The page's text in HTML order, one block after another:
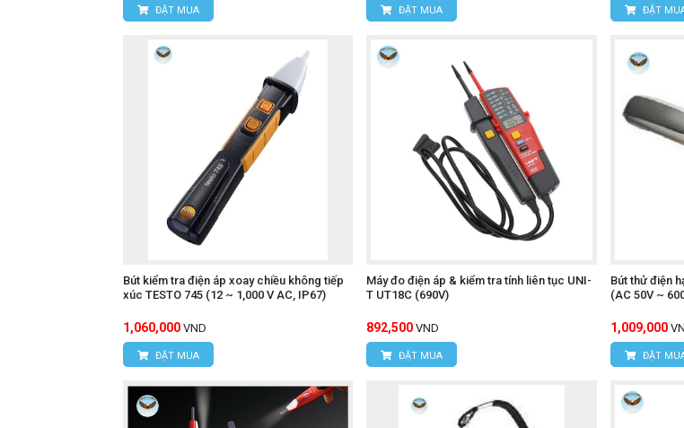
ĐẶT MUA ĐẶT MUA ĐẶT
Bút kiểm tra điện áp xoay chiều không tiếp
xúc TESTO 745 (12 ~ 1,000 V AC, IP67)
1,060,000 VND
ĐẶT MUA
Máy đo điện áp & kiểm tra tính liên tục UNI-
T UT18C (690V)
892,500 VND
ĐẶT MUA
Bút thử điện
(AC 50V ~
1,009,000
ĐẶT